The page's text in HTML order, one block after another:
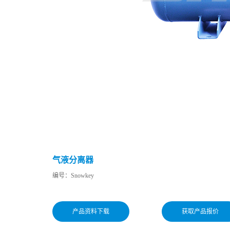
气液分离器
编号：Snowkey
产品资料下载 获取产品报价